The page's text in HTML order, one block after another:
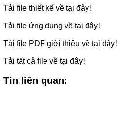
Tải file thiết kế về tại đây!
Tải file ứng dụng về tại đây!
Tải file PDF giới thiệu về tại đây!
Tải tất cả file về tại đây!
Tin liên quan: